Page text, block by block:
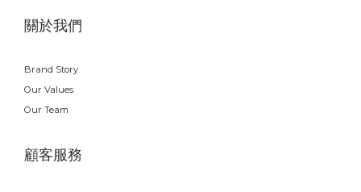
關於我們
Brand Story
Our Values
Our Team
顧客服務